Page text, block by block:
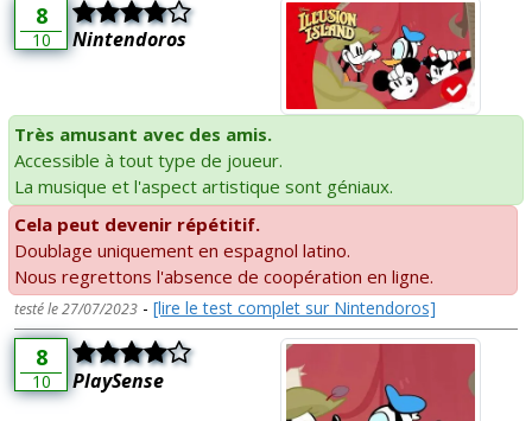
8
10 Nintendoros
Très amusant avec des amis.
Accessible à tout type de joueur.
La musique et l'aspect artistique sont géniaux.
Cela peut devenir répétitif.
Doublage uniquement en espagnol latino.
Nous regrettons l'absence de coopération en ligne.
testé le 27/07/2023 - [lire le test complet sur Nintendoros]
8
10 PlaySense